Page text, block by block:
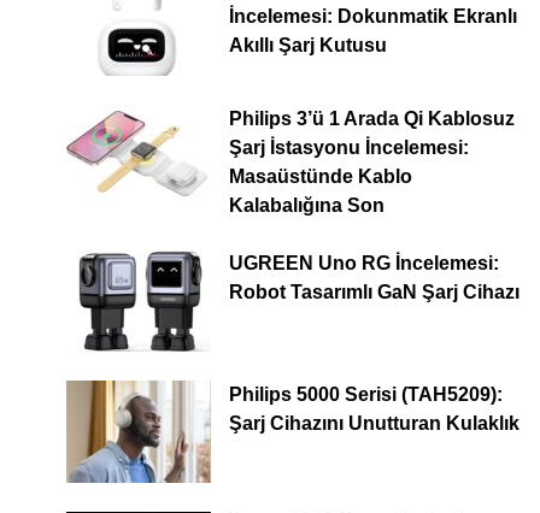
İncelemesi: Dokunmatik Ekranlı
Akıllı Şarj Kutusu
Philips 3’ü 1 Arada Qi Kablosuz
Şarj İstasyonu İncelemesi:
Masaüstünde Kablo
Kalabalığına Son
UGREEN Uno RG İncelemesi:
Robot Tasarımlı GaN Şarj Cihazı
Philips 5000 Serisi (TAH5209):
Şarj Cihazını Unutturan Kulaklık